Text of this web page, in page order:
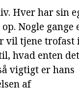
Hver har sin
Nogle gange
vil tjene trofast
hvad enten
vigtigt er hans
af